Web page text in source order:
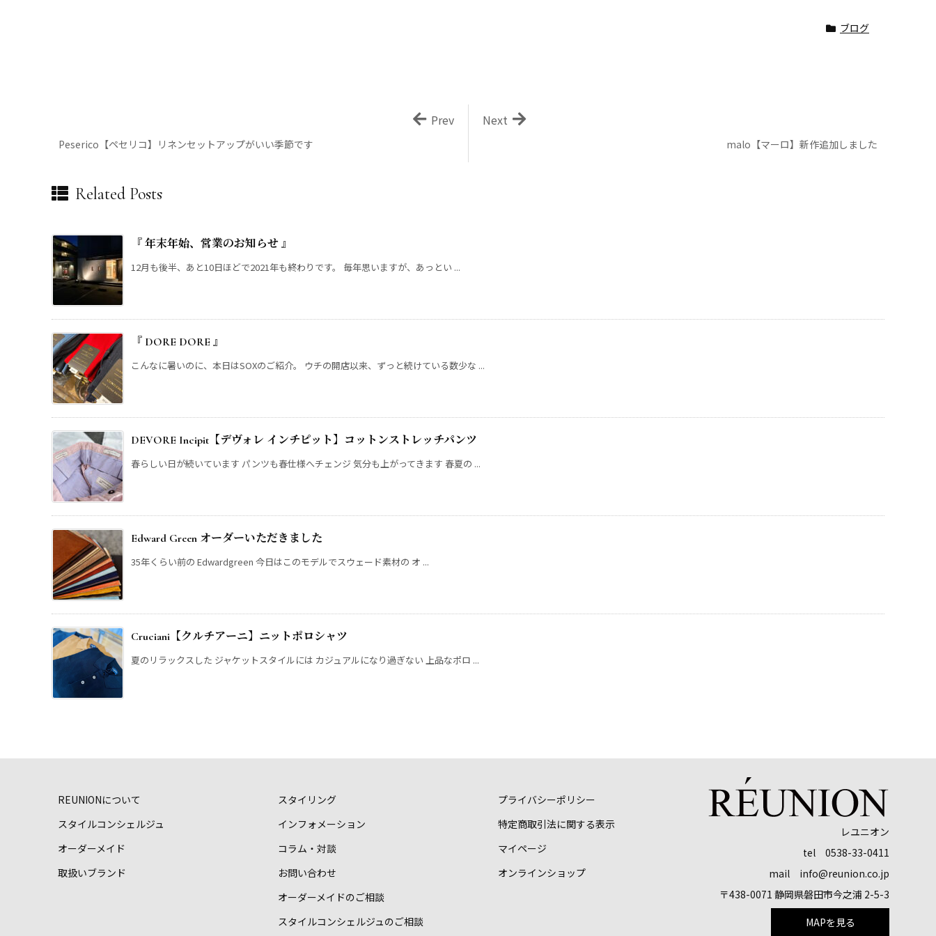
ブログ
malo【マーロ】新作追加しました
Next
Peserico【ペセリコ】リネンセットアップがいい季節です
Prev
Related Posts
『 年末年始、営業のお知らせ 』
12月も後半、あと10日ほどで2021年も終わりです。 毎年思いますが、あっとい ...
『 DORE DORE 』
こんなに暑いのに、本日はSOXのご紹介。 ウチの開店以来、ずっと続けている数少な ...
DEVORE Incipit【デヴォレ インチピット】コットンストレッチパンツ
春らしい日が続いています パンツも春仕様へチェンジ 気分も上がってきます 春夏の ...
Edward Green オーダーいただきました
35年くらい前の Edwardgreen 今日はこのモデルでスウェード素材の オ ...
Cruciani【クルチアーニ】ニットポロシャツ
夏のリラックスした ジャケットスタイルには カジュアルになり過ぎない 上品なポロ ...
REUNIONについて
スタイルコンシェルジュ
オーダーメイド
取扱いブランド
スタイリング
インフォメーション
コラム・対談
お問い合わせ
オーダーメイドのご相談
スタイルコンシェルジュのご相談
プライバシーポリシー
特定商取引法に関する表示
マイページ
オンラインショップ
レユニオン
tel 0538-33-0411
mail info@reunion.co.jp
〒438-0071 静岡県磐田市今之浦 2-5-3
MAPを見る